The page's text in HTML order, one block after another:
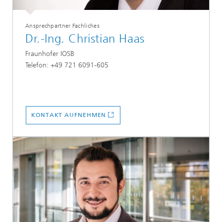
Ansprechpartner Fachliches
Dr.-Ing. Christian Haas
Fraunhofer IOSB
Telefon: +49 721 6091-605
KONTAKT AUFNEHMEN